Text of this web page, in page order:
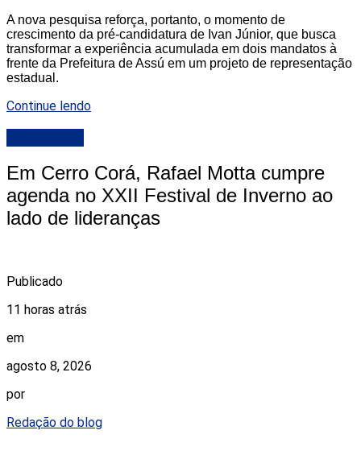
A nova pesquisa reforça, portanto, o momento de
crescimento da pré-candidatura de Ivan Júnior, que busca
transformar a experiência acumulada em dois mandatos à
frente da Prefeitura de Assú em um projeto de representação
estadual.
Continue lendo
Em Cerro Corá, Rafael Motta cumpre
agenda no XXII Festival de Inverno ao
lado de lideranças
Publicado
11 horas atrás
em
agosto 8, 2026
por
Redação do blog